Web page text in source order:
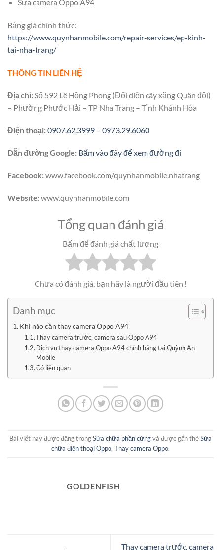
Sửa camera Oppo A94
Bảng giá chính thức:
https://www.quynhanmobile.com/repair-services/ep-kinh-
tai-nha-trang/
THÔNG TIN LIÊN HỆ
Địa chỉ: Số 592 Lê Hồng Phong (Đối diện cây xăng Quân đội)
– Phường Phước Hải – TP Nha Trang – Tỉnh Khánh Hòa
Điện thoại:0907.62.3999 – 0973.29.6060
Dẫn đường Google: Bấm vào đây để xem đường đi
Facebook:www.facebook.com/quynhanmobile.nhatrang
Website:www.quynhanmobile.com
Tổng quan đánh giá
Bấm để đánh giá chất lượng
Chưa có đánh giá, bạn hãy là người đầu tiên !
Danh mục
Khi nào cần thay camera Oppo A94
Thay camera trước, camera sau Oppo A94
Dịch vụ thay camera Oppo A94 chính hãng tại Quỳnh An
Mobile
Có liên quan
Bài viết này được đăng trongSửa chữa phần cứngvà được gắn thẻSửa
chữa điện thoại Oppo, Thay camera Oppo.
GOLDENFISH
Thay camera trước, camera